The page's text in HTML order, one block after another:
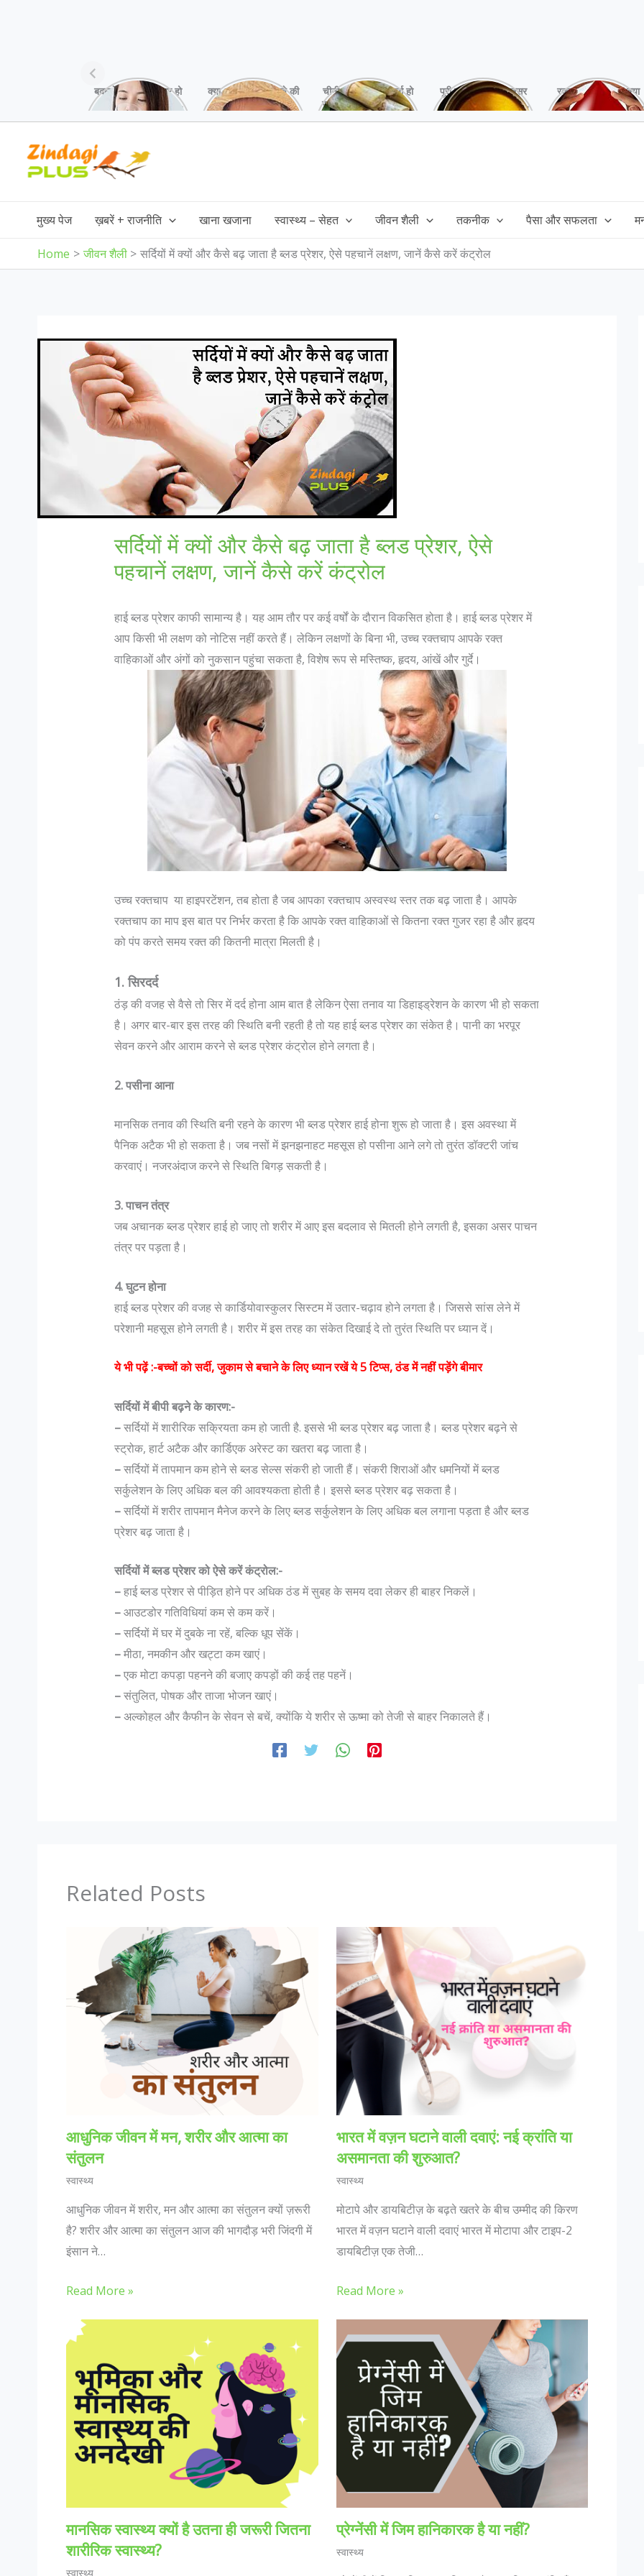
बदलते मौसम में अक्सर हो
जाती है गले में खराश,
क्या आप भी अपने बच्चे की
स्किन पर white
चीनी को कर दें ना, वर्ना हो
सकता है बहुत बड़ा नुक्सान
पूरी बनाने के बाद, अक्सर
तेल बच जाता है,ऐसे में
रक्तदान है ‘महादान’ क्या
आपने करवाया, स्वस्थ
content
मुख्य पेज ख़बरें + राजनीति खाना खजाना स्वास्थ्य – सेहत जीवन शैली तकनीक पैसा और सफलता
Home जीवन शैली सर्दियों में क्यों और कैसे बढ़ जाता है ब्लड प्रेशर, ऐसे पहचानें लक्षण, जानें कैसे करें कंट्रोल
सर्दियों में क्यों और कैसे बढ़ जाता है ब्लड प्रेशर, ऐसे
पहचानें लक्षण, जानें कैसे करें कंट्रोल
हाई ब्‍लड प्रेशर काफी सामान्य है। यह आम तौर पर कई वर्षों के दौरान विकसित होता है। हाई ब्‍लड प्रेशर में
आप किसी भी लक्षण को नोटिस नहीं करते हैं। लेकिन लक्षणों के बिना भी, उच्च रक्तचाप आपके रक्त
वाहिकाओं और अंगों को नुकसान पहुंचा सकता है, विशेष रूप से मस्तिष्क, हृदय, आंखें और गुर्दे।
उच्‍च रक्‍तचाप या हाइपरटेंशन, तब होता है जब आपका रक्तचाप अस्वस्थ स्तर तक बढ़ जाता है। आपके
रक्तचाप का माप इस बात पर निर्भर करता है कि आपके रक्त वाहिकाओं से कितना रक्त गुजर रहा है और हृदय
को पंप करते समय रक्त की कितनी मात्रा मिलती है।
1. सिरदर्द
ठंड़ की वजह से वैसे तो सिर में दर्द होना आम बात है लेकिन ऐसा तनाव या डिहाइड्रेशन के कारण भी हो सकता
है। अगर बार-बार इस तरह की स्थिति बनी रहती है तो यह हाई ब्लड प्रेशर का संकेत है। पानी का भरपूर
सेवन करने और आराम करने से ब्लड प्रेशर कंट्रोल होने लगता है।
2. पसीना आना
मानसिक तनाव की स्थिति बनी रहने के कारण भी ब्लड प्रेशर हाई होना शुरू हो जाता है। इस अवस्था में
पैनिक अटैक भी हो सकता है। जब नसों में झनझनाहट महसूस हो पसीना आने लगे तो तुरंत डॉक्टरी जांच
करवाएं। नजरअंदाज करने से स्थिति बिगड़ सकती है।
3. पाचन तंत्र
जब अचानक ब्लड प्रेशर हाई हो जाए तो शरीर में आए इस बदलाव से मितली होने लगती है, इसका असर पाचन
तंत्र पर पड़ता है।
4. घुटन होना
हाई ब्लड प्रेशर की वजह से कार्डियोवास्‍कुलर सिस्‍टम में उतार-चढ़ाव होने लगता है। जिससे सांस लेने में
परेशानी महसूस होने लगती है। शरीर में इस तरह का संकेत दिखाई दे तो तुरंत स्थिति पर ध्यान दें।
ये भी पढ़ें :-बच्चों को सर्दी, जुकाम से बचाने के लिए ध्यान रखें ये 5 टिप्स, ठंड में नहीं पड़ेंगे बीमार
सर्दियों में बीपी बढ़ने के कारण:-
–सर्दियों में शारीरिक सक्रियता कम हो जाती है. इससे भी ब्लड प्रेशर बढ़ जाता है। ब्लड प्रेशर बढ़ने से
स्ट्रोक, हार्ट अटैक और कार्डिएक अरेस्ट का खतरा बढ़ जाता है।
–सर्दियों में तापमान कम होने से ब्लड सेल्स संकरी हो जाती हैं। संकरी शिराओं और धमनियों में ब्लड
सर्कुलेशन के लिए अधिक बल की आवश्यकता होती है। इससे ब्लड प्रेशर बढ़ सकता है।
–सर्दियों में शरीर तापमान मैनेज करने के लिए ब्लड सर्कुलेशन के लिए अधिक बल लगाना पड़ता है और ब्लड
प्रेशर बढ़ जाता है।
सर्दियों में ब्लड प्रेशर को ऐसे करें कंट्रोल:-
–हाई ब्लड प्रेशर से पीड़ित होने पर अधिक ठंड में सुबह के समय दवा लेकर ही बाहर निकलें।
–आउटडोर गतिविधियां कम से कम करें।
–सर्दियों में घर में दुबके ना रहें, बल्कि धूप सेंकें।
–मीठा, नमकीन और खट्टा कम खाएं।
–एक मोटा कपड़ा पहनने की बजाए कपड़ों की कई तह पहनें।
–संतुलित, पोषक और ताजा भोजन खाएं।
–अल्कोहल और कैफीन के सेवन से बचें, क्योंकि ये शरीर से ऊष्मा को तेजी से बाहर निकालते हैं।
Related Posts
आधुनिक जीवन में मन, शरीर और आत्मा का
संतुलन
स्वास्थ्य
आधुनिक जीवन में शरीर, मन और आत्मा का संतुलन क्यों ज़रूरी
है? शरीर और आत्मा का संतुलन आज की भागदौड़ भरी जिंदगी में
इंसान ने…
Read More »
भारत में वज़न घटाने वाली दवाएं: नई क्रांति या
असमानता की शुरुआत?
स्वास्थ्य
मोटापे और डायबिटीज़ के बढ़ते खतरे के बीच उम्मीद की किरण
भारत में वज़न घटाने वाली दवाएं भारत में मोटापा और टाइप-2
डायबिटीज़ एक तेजी…
Read More »
मानसिक स्वास्थ्य क्यों है उतना ही जरूरी जितना
शारीरिक स्वास्थ्य?
स्वास्थ्य
प्रेग्नेंसी में जिम हानिकारक है या नहीं?
स्वास्थ्य
डॉक्टर भारत जैसे सहिष्णु देश में :
: सहिष्णु देश में .. मैं एक मुस्लिम महिला
जानिए भारतीय सेना मे पद और उन के पदचिन्हों के बारे
में…
Col K D Pathak (Retd) के अनुसार "एक फ़ौजी का
है जो रिटायर होता है"| इस पर आगे बढ़ते हुए Lt Gen P
N Hoon (Retd) कहते है कि "Rank is earned...
दिल्ली में लश्कर के फिदायीन हमले की साजिश, नाम
बदलकर राजधानी में छिपे 3 आतंकी
दोनों किसी भी जगह पर कभी भी फिदाईन हमले कर